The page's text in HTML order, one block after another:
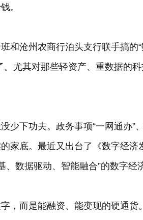
。
和沧州农商行泊头支行联手搞的
。尤其对那些轻资产、重数据的
少下功夫。政务事项“一网通办”
底。最近又出台了《数字经济
、数据驱动、智能融合”的数字经
，而是能融资、能变现的硬通货